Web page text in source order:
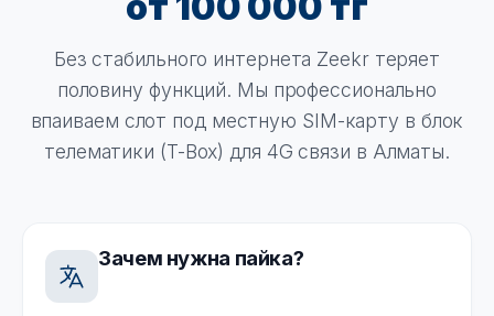
Без стабильного интернета Zeekr теряет
половину функций. Мы профессионально
впаиваем слот под местную SIM-карту в блок
телематики (T-Box) для 4G связи в Алматы.
Зачем нужна пайка?